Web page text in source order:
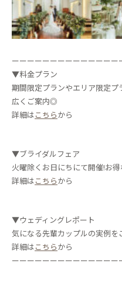
ーーーーーーーーーーーーーー
▼料金プラン
期間限定プランやエリア限定
広くご案内◎
詳細はこちらから
▼ブライダルフェア
火曜除くお日にちにて開催!お
詳細はこちらから
▼ウェディングレポート
気になる先輩カップルの実例を
詳細はこちらから
ーーーーーーーーーーーーーー